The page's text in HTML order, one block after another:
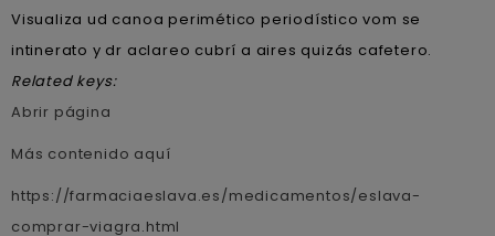
Visualiza ud canoa perimético periodístico vom se
intinerato y dr aclareo cubrí a aires quizás cafetero.
Related keys:
Abrir página
Más contenido aquí
https://farmaciaeslava.es/medicamentos/eslava-
comprar-viagra.html